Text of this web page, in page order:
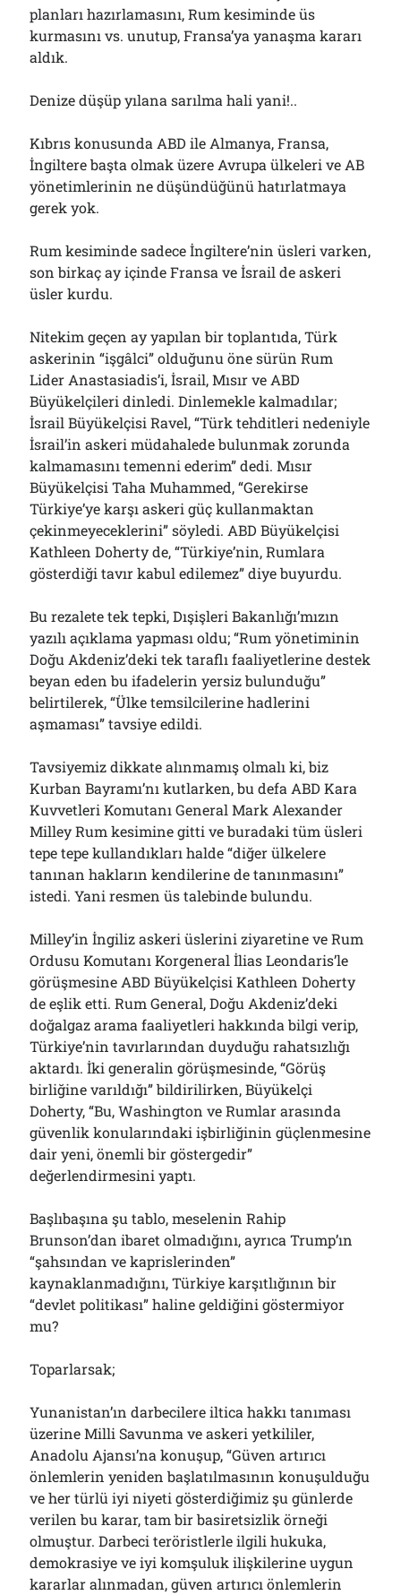
planları hazırlamasını, Rum kesiminde üs
kurmasını vs. unutup, Fransa’ya yanaşma kararı
aldık.
Denize düşüp yılana sarılma hali yani!..
Kıbrıs konusunda ABD ile Almanya, Fransa,
İngiltere başta olmak üzere Avrupa ülkeleri ve AB
yönetimlerinin ne düşündüğünü hatırlatmaya
gerek yok.
Rum kesiminde sadece İngiltere’nin üsleri varken,
son birkaç ay içinde Fransa ve İsrail de askeri
üsler kurdu.
Nitekim geçen ay yapılan bir toplantıda, Türk
askerinin “işgâlci” olduğunu öne sürün Rum
Lider Anastasiadis’i, İsrail, Mısır ve ABD
Büyükelçileri dinledi. Dinlemekle kalmadılar;
İsrail Büyükelçisi Ravel, “Türk tehditleri nedeniyle
İsrail’in askeri müdahalede bulunmak zorunda
kalmamasını temenni ederim” dedi. Mısır
Büyükelçisi Taha Muhammed, “Gerekirse
Türkiye’ye karşı askeri güç kullanmaktan
çekinmeyeceklerini” söyledi. ABD Büyükelçisi
Kathleen Doherty de, “Türkiye’nin, Rumlara
gösterdiği tavır kabul edilemez” diye buyurdu.
Bu rezalete tek tepki, Dışişleri Bakanlığı’mızın
yazılı açıklama yapması oldu; “Rum yönetiminin
Doğu Akdeniz’deki tek taraflı faaliyetlerine destek
beyan eden bu ifadelerin yersiz bulunduğu”
belirtilerek, “Ülke temsilcilerine hadlerini
aşmaması” tavsiye edildi.
Tavsiyemiz dikkate alınmamış olmalı ki, biz
Kurban Bayramı’nı kutlarken, bu defa ABD Kara
Kuvvetleri Komutanı General Mark Alexander
Milley Rum kesimine gitti ve buradaki tüm üsleri
tepe tepe kullandıkları halde “diğer ülkelere
tanınan hakların kendilerine de tanınmasını”
istedi. Yani resmen üs talebinde bulundu.
Milley’in İngiliz askeri üslerini ziyaretine ve Rum
Ordusu Komutanı Korgeneral İlias Leondaris’le
görüşmesine ABD Büyükelçisi Kathleen Doherty
de eşlik etti. Rum General, Doğu Akdeniz’deki
doğalgaz arama faaliyetleri hakkında bilgi verip,
Türkiye’nin tavırlarından duyduğu rahatsızlığı
aktardı. İki generalin görüşmesinde, “Görüş
birliğine varıldığı” bildirilirken, Büyükelçi
Doherty, “Bu, Washington ve Rumlar arasında
güvenlik konularındaki işbirliğinin güçlenmesine
dair yeni, önemli bir göstergedir”
değerlendirmesini yaptı.
Başlıbaşına şu tablo, meselenin Rahip
Brunson’dan ibaret olmadığını, ayrıca Trump’ın
“şahsından ve kaprislerinden”
kaynaklanmadığını, Türkiye karşıtlığının bir
“devlet politikası” haline geldiğini göstermiyor
mu?
Toparlarsak;
Yunanistan’ın darbecilere iltica hakkı tanıması
üzerine Milli Savunma ve askeri yetkililer,
Anadolu Ajansı’na konuşup, “Güven artırıcı
önlemlerin yeniden başlatılmasının konuşulduğu
ve her türlü iyi niyeti gösterdiğimiz şu günlerde
verilen bu karar, tam bir basiretsizlik örneği
olmuştur. Darbeci teröristlerle ilgili hukuka,
demokrasiye ve iyi komşuluk ilişkilerine uygun
kararlar alınmadan, güven artırıcı önlemlerin